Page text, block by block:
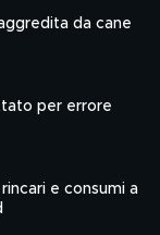
da cane
per errore
e consumi a